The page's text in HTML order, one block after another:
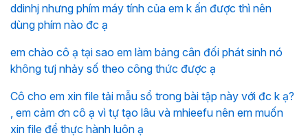
ddinhj nhưng phím máy tính của em k ấn được thì nên
dùng phím nào đc ạ
em chào cô ạ tại sao em làm bảng cân đối phát sinh nó
không tưj nhảy số theo công thức được ạ
Cô cho em xin file tải mẫu sổ trong bài tập này với đc k ạ?
, em cảm ơn cô ạ vì tự tạo lâu và mhieefu nên em muốn
xin file để thực hành luôn ạ